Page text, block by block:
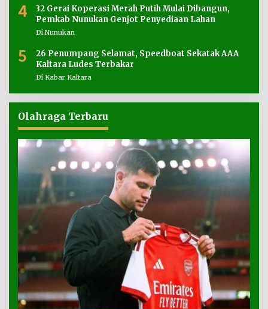
4
32 Gerai Koperasi Merah Putih Mulai Dibangun,
Pemkab Nunukan Genjot Penyediaan Lahan
Di Nunukan
5
26 Penumpang Selamat, Speedboat Sekatak AAA
Kaltara Ludes Terbakar
Di Kabar Kaltara
Olahraga Terbaru